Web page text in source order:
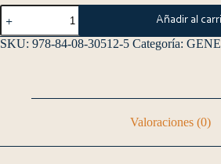
Añadir al
SKU: 978-84-08-30512-5 Categoría:
Valoraciones (0)